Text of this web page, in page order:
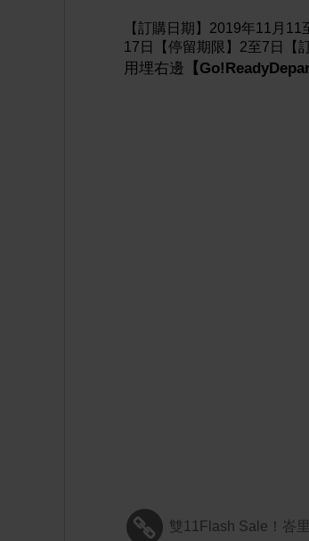
【訂購日期】2019年11月
17日【停留期限】2至7日【
用埋右邊 【
雙11Flash Sale！峇